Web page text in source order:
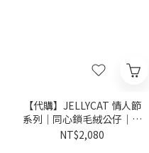
【代購】JELLYCAT 情人節
系列｜同心鎖毛絨公仔｜愛
心吊飾 × 情侶必收款
NT$2,080